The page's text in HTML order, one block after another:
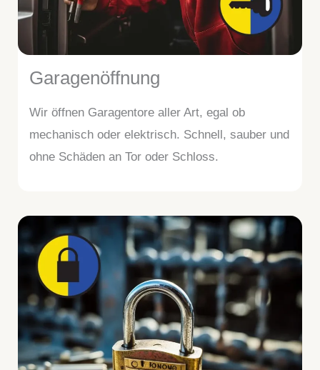
Garagenöffnung
Wir öffnen Garagentore aller Art, egal ob
mechanisch oder elektrisch. Schnell, sauber und
ohne Schäden an Tor oder Schloss.